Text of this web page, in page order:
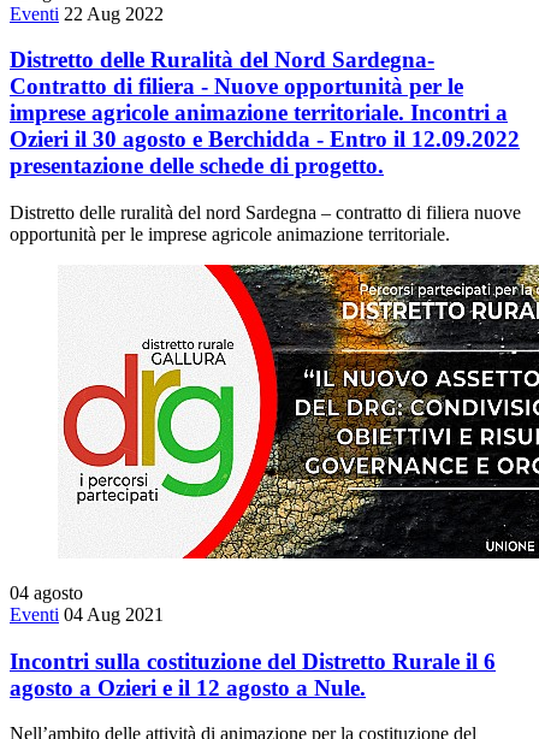
Eventi 22 Aug 2022
Distretto delle Ruralità del Nord Sardegna-
Contratto di filiera - Nuove opportunità per le
imprese agricole animazione territoriale. Incontri a
Ozieri il 30 agosto e Berchidda - Entro il 12.09.2022
presentazione delle schede di progetto.
Distretto delle ruralità del nord Sardegna – contratto di filiera nuove
opportunità per le imprese agricole animazione territoriale.
04 agosto
Eventi 04 Aug 2021
Incontri sulla costituzione del Distretto Rurale il 6
agosto a Ozieri e il 12 agosto a Nule.
Nell’ambito delle attività di animazione per la costituzione del